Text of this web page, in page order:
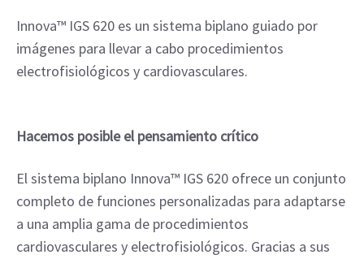
Innova™ IGS 620 es un sistema biplano guiado por
imágenes para llevar a cabo procedimientos
electrofisiológicos y cardiovasculares.
Hacemos posible el pensamiento crítico
El sistema biplano Innova™ IGS 620 ofrece un conjunto
completo de funciones personalizadas para adaptarse
a una amplia gama de procedimientos
cardiovasculares y electrofisiológicos. Gracias a sus